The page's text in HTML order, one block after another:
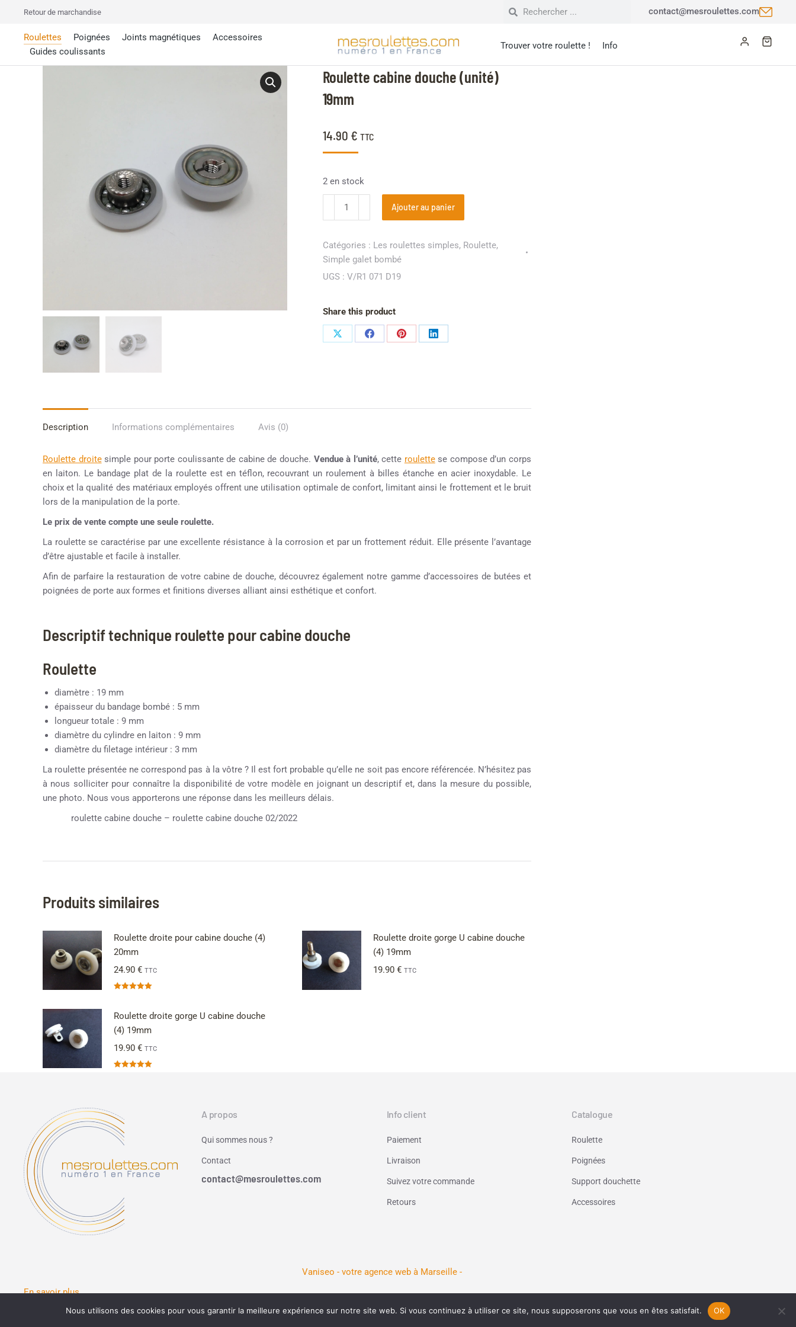
Retour de marchandise contact@mesroulettes.com
Roulettes Poignées Joints magnétiques
Accessoires
Guides coulissants
Trouver votre roulette ! Info
Roulette cabine douche (unité)
19mm
14.90 € TTC
2 en stock
Ajouter au panier
Catégories : Les roulettes simples, Roulette,
Simple galet bombé
UGS : V/R1 071 D19
Share this product
Description Informations complémentaires Avis (0)
Roulette droitesimple pour porte coulissante de cabine de douche. Vendue à l’unité, cette roulettese compose d’un corps
en laiton. Le bandage plat de la roulette est en téflon, recouvrant un roulement à billes étanche en acier inoxydable. Le
choix et la qualité des matériaux employés offrent une utilisation optimale de confort, limitant ainsi le frottement et le bruit
lors de la manipulation de la porte.
Le prix de vente compte une seule roulette.
La roulette se caractérise par une excellente résistance à la corrosion et par un frottement réduit. Elle présente l’avantage
d’être ajustable et facile à installer.
Afin de parfaire la restauration de votre cabine de douche, découvrez également notre gamme d’accessoires de butées et
poignées de porte aux formes et finitions diverses alliant ainsi esthétique et confort.
Descriptif technique roulette pour cabine douche
Roulette
diamètre : 19 mm
épaisseur du bandage bombé : 5 mm
longueur totale : 9 mm
diamètre du cylindre en laiton : 9 mm
diamètre du filetage intérieur : 3 mm
La roulette présentée ne correspond pas à la vôtre ? Il est fort probable qu’elle ne soit pas encore référencée. N’hésitez pas
à nous solliciter pour connaître la disponibilité de votre modèle en joignant un descriptif et, dans la mesure du possible,
une photo. Nous vous apporterons une réponse dans les meilleurs délais.
roulette cabine douche – roulette cabine douche 02/2022
Produits similaires
Roulette droite pour cabine douche (4)
20mm
24.90 € TTC
Roulette droite gorge U cabine douche
(4) 19mm
19.90 € TTC
Roulette droite gorge U cabine douche
(4) 19mm
19.90 € TTC
A propos
Qui sommes nous ?
Contact
contact@mesroulettes.com
Info client
Paiement
Livraison
Suivez votre commande
Retours
Catalogue
Roulette
Poignées
Support douchette
Accessoires
Vaniseo - votre agence web à Marseille -
En savoir plus
Nous utilisons des cookies pour vous garantir la meilleure expérience sur notre site web. Si vous continuez à utiliser ce site, nous supposerons que vous en êtes satisfait. OK